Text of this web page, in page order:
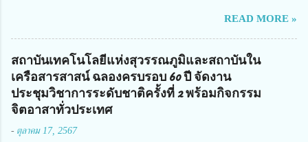
นายจักรภพ เนวะมาตย์ ผู้อำนวยการวิทยาลัยเทคนิคตาก ประธานคณะอนุกร
รมการฯ 1.นายวณิชา คณะใน ผู้ทรงคุณวุฒิ 2.นายภัทธาวุธ โพธา ผู้อำนวย
การวิทยาลัยสารพัดช่างกำแพงเพชร 3.นางสาวหัตถาภรณ์ เสาร์เรือน ผู้อำนวย
การวิทยาลัยการอาชีพบ้านตาก 4.นางเพ็ญศรี ขุนทอง ผู้อำนวยการวิทยาลัย
การอาชีพรัตนประสิทธิ์วิทย์ 5.นายธเนศ คงวังทอง ผู้อำนวยการวิทยาลัย
เกษตรและเทคโนโลยีพิจิตร 6.นายชัยณรงค์ คชมาตย์ ผู้อำนวยการวิทยาลัย
8.นายณัฐกฤต ภูทวี รองผู้อำนวยการวิทยาลัยเทคนิคตาก นายจักรภพ กล่าว
READ MORE »
สถาบันเทคโนโลยีแห่งสุวรรณภูมิและสถาบันใน
เครือสารสาสน์ ฉลองครบรอบ 60 ปี จัดงาน
ประชุมวิชาการระดับชาติครั้งที่ 2 พร้อมกิจกรรม
จิตอาสาทั่วประเทศ
- ตุลาคม 17, 2567